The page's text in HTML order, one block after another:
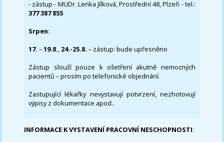
- zástup - MUDr. Lenka Jílková, Prostřední 48, Plzeň - tel.:
377 387 855
Srpen:
17. –19.8., 24.-25.8. – zástup: bude upřesněno
Zástup slouží pouze k ošetření akutně nemocných
pacientů – prosím po telefonické objednání.
Zastupující lékařky nevystavují potvrzení, nezhotovují
výpisy z dokumentace apod..
INFORMACE K VYSTAVENÍ PRACOVNÍ NESCHOPNOSTI: